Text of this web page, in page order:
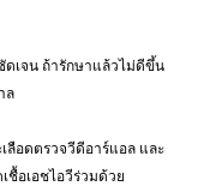
ดเจน ถ้ารักษาแล้วไม่ดีขึ้น
ล
ลือดตรวจวีดีอาร์แอล และ
ชื้อเอชไอวีร่วมด้วย